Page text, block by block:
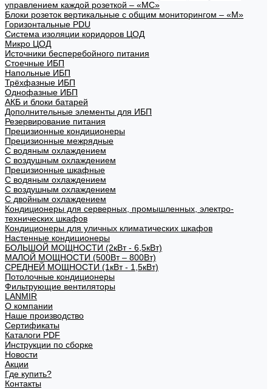
управлением каждой розеткой – «МС»
Блоки розеток вертикальные с общим мониторингом – «М»
Горизонтальные PDU
Система изоляции коридоров ЦОД
Микро ЦОД
Источники бесперебойного питания
Стоечные ИБП
Напольные ИБП
Трёхфазные ИБП
Однофазные ИБП
АКБ и блоки батарей
Дополнительные элементы для ИБП
Резервирование питания
Прецизионные кондиционеры
Прецизионные межрядные
С водяным охлаждением
С воздушным охлаждением
Прецизионные шкафные
С водяным охлаждением
С воздушным охлаждением
С двойным охлаждением
Кондиционеры для серверных, промышленных, электро-
технических шкафов
Кондиционеры для уличных климатических шкафов
Настенные кондиционеры
БОЛЬШОЙ МОЩНОСТИ (2кВт - 6,5кВт)
МАЛОЙ МОЩНОСТИ (500Вт – 800Вт)
СРЕДНЕЙ МОЩНОСТИ (1кВт - 1,5кВт)
Потолочные кондиционеры
Фильтрующие вентиляторы
LANMIR
О компании
Наше производство
Сертификаты
Каталоги PDF
Инструкции по сборке
Новости
Акции
Где купить?
Контакты